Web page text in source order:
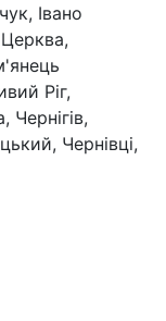
Івано
Ріг,
Чернівці,